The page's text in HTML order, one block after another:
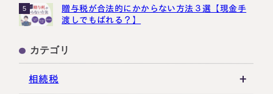
5
贈与税が合法的にかからない方法３選【現金手
渡しでもばれる？】
カテゴリ
相続税